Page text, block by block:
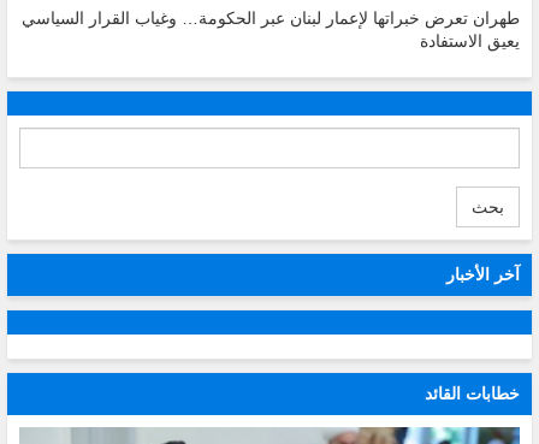
طهران تعرض خبراتها لإعمار لبنان عبر الحكومة… وغياب القرار السياسي
يعيق الاستفادة
بحث
آخر الأخبار
خطابات القائد